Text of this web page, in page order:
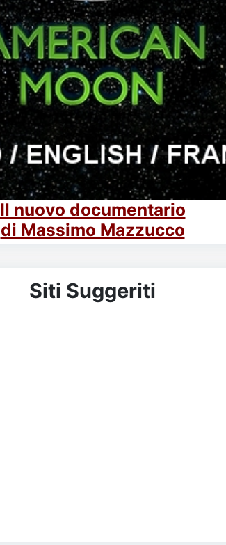
Il nuovo documentario
di Massimo Mazzucco
Siti Suggeriti